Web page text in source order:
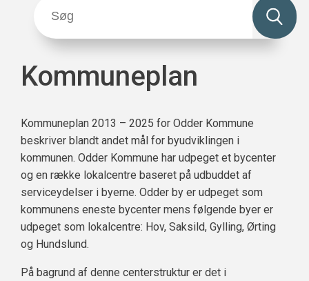
Kommuneplan
Kommuneplan 2013 – 2025 for Odder Kommune
beskriver blandt andet mål for byudviklingen i
kommunen. Odder Kommune har udpeget et bycenter
og en række lokalcentre baseret på udbuddet af
serviceydelser i byerne. Odder by er udpeget som
kommunens eneste bycenter mens følgende byer er
udpeget som lokalcentre: Hov, Saksild, Gylling, Ørting
og Hundslund.
På bagrund af denne centerstruktur er det i